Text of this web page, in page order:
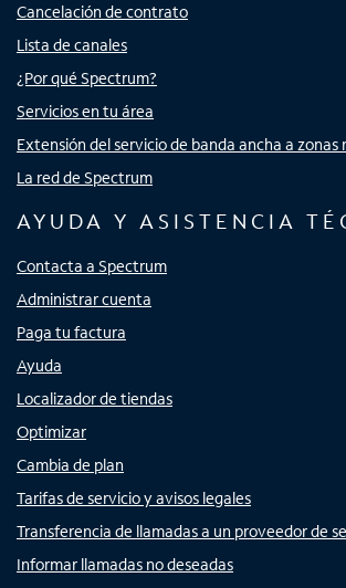
Cancelación de contrato
Lista de canales
¿Por qué Spectrum?
Servicios en tu área
Extensión del servicio de banda ancha a zonas
La red de Spectrum
AYUDA Y ASISTENCIA
Contacta a Spectrum
Administrar cuenta
Paga tu factura
Ayuda
Localizador de tiendas
Optimizar
Cambia de plan
Tarifas de servicio y avisos legales
Transferencia de llamadas a un proveedor de
Informar llamadas no deseadas